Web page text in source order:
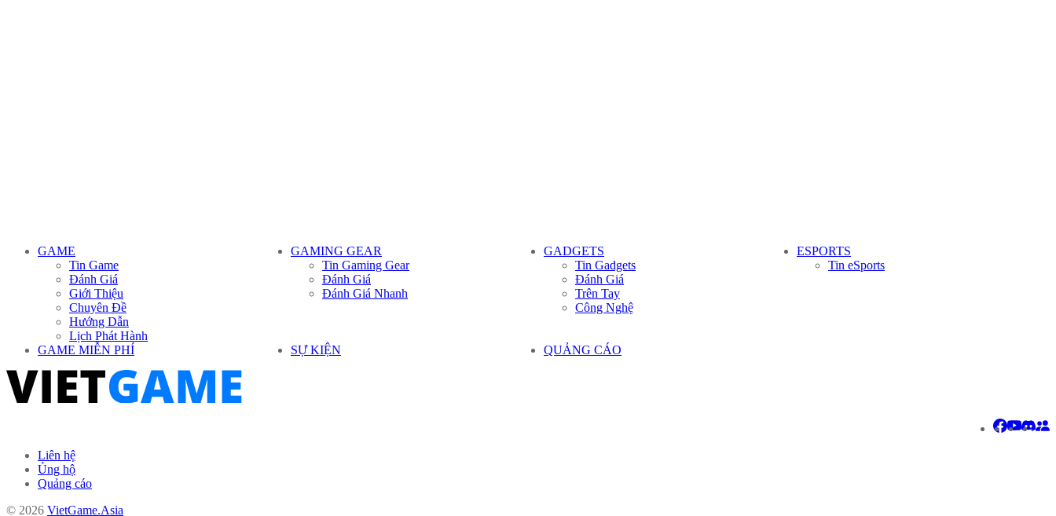
GAME
Tin Game
Đánh Giá
Giới Thiệu
Chuyên Đề
Hướng Dẫn
Lịch Phát Hành
GAMING GEAR
Tin Gaming Gear
Đánh Giá
Đánh Giá Nhanh
GADGETS
Tin Gadgets
Đánh Giá
Trên Tay
Công Nghệ
ESPORTS
Tin eSports
GAME MIỄN PHÍ SỰ KIỆN QUẢNG CÁO
Liên hệ
Ủng hộ
Quảng cáo
© 2026 VietGame.Asia